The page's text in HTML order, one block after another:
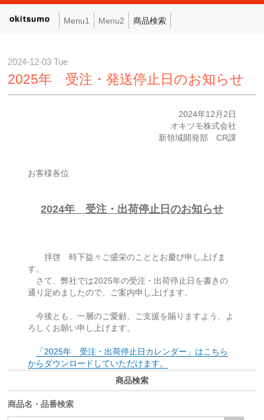
Menu1 Menu2 商品検索
2024-12-03 Tue
2025年 受注・発送停止日のお知らせ
2024年12月2日
オキツモ株式会社
新領域開発部 CR課
お客様各位
2024年 受注・出荷停止日のお知らせ
拝啓 時下益々ご盛栄のこととお慶び申し上げま
す。
さて、弊社では2025年の受注・出荷停止日を書きの
通り定めましたので、ご案内申し上げます。
今後とも、一層のご愛顧、ご支援を賜りますよう、よ
ろしくお願い申し上げます。
「2025年 受注・出荷停止日カレンダー」はこちら
からダウンロードしていただけます。
商品検索
商品名・品番検索